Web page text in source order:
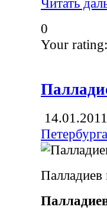
0
Your rating:
14.01.2011
Петербурга
Палладиев